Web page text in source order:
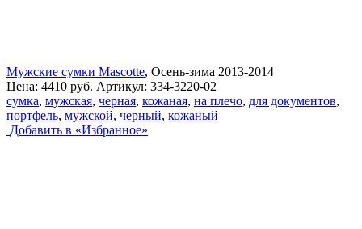
Мужские сумки Mascotte, Осень-зима 2013-2014
Цена: 4410 руб. Артикул: 334-3220-02
сумка, мужская, черная, кожаная, на плечо, для документов,
портфель, мужской, черный, кожаный
Добавить в «Избранное»